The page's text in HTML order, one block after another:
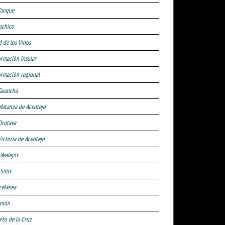
de los Vinos
insular
regional
de Acentejo
de Acentejo
de la Cruz